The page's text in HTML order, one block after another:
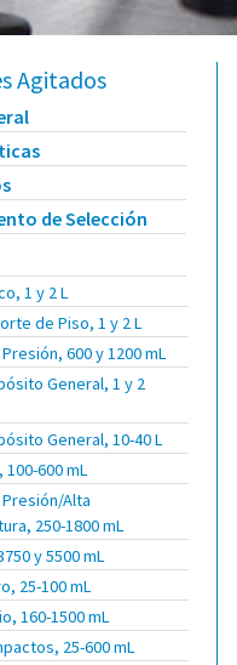
Agitados
de Selección
1 y 2 L
de Piso, 1 y 2 L
600 y 1200 mL
General, 1 y 2
General, 10-40 L
100-600 mL
Alta
250-1800 mL
y 5500 mL
25-100 mL
160-1500 mL
25-600 mL